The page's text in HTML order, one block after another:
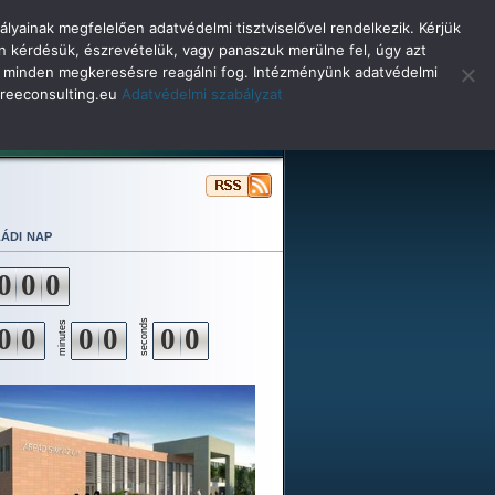
nap
0 0
0 minutes 0 0 seconds 0 0
megfelelően adatvédelmi tisztviselővel rendelkezik. Kérjük
kérdésük, észrevételük, vagy panaszuk merülne fel, úgy azt
megkeresésre reagálni fog. Intézményünk adatvédelmi
Adatvédelmi szabályzat